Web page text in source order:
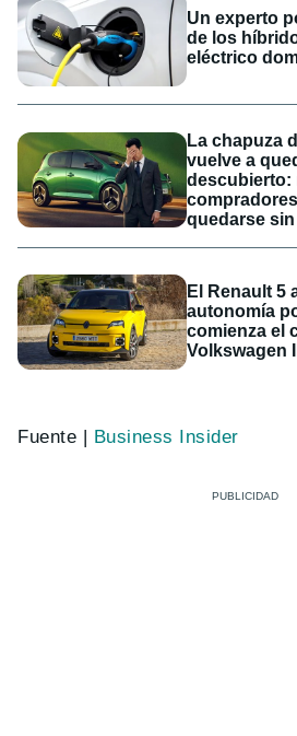
Un experto
de los
eléctrico
La chapuza
vuelve a
descubierto:
quedarse
El Renault 5
autonomía
comienza el
Volkswagen
Fuente | Business Insider